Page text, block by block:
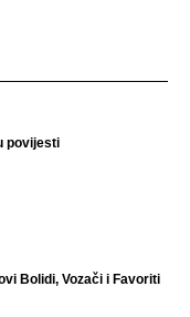
povijesti
Bolidi, Vozači i Favoriti